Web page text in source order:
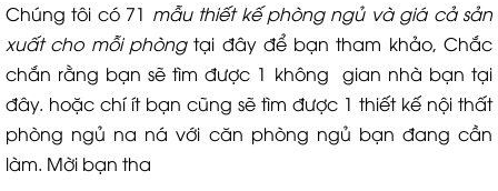
Chúng tôi có 71 mẫu thiết kế phòng ngủ và giá cả sản
xuất cho mỗi phòngtại đây để bạn tham khảo, Chắc
chắn rằng bạn sẽ tìm được 1 không gian nhà bạn tại
đây. hoặc chí ít bạn cũng sẽ tìm được 1 thiết kế nội thất
phòng ngủ na ná với căn phòng ngủ bạn đang cần
làm. Mời bạn tha